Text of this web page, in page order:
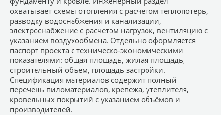
охватывает схемы отопления с расчётом теплопотерь,
разводку водоснабжения и канализации,
электроснабжение с расчётом нагрузок, вентиляцию с
указанием воздухообмена. Отдельно оформляется
паспорт проекта с техническо-экономическими
показателями: общая площадь, жилая площадь,
строительный объём, площадь застройки.
Спецификация материалов содержит полный
перечень пиломатериалов, крепежа, утеплителя,
кровельных покрытий с указанием объёмов и
производителей.